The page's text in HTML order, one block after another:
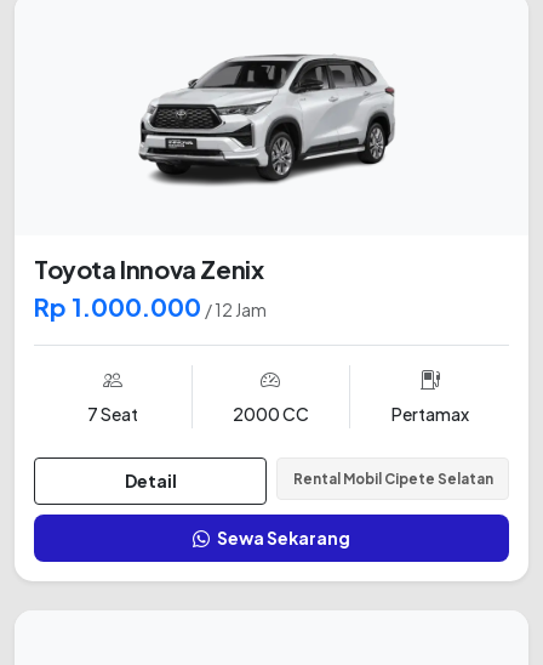
Toyota Innova Zenix
Rp 1.000.000 / 12 Jam
7 Seat 2000 CC Pertamax
Detail Rental Mobil Cipete Selatan
Sewa Sekarang